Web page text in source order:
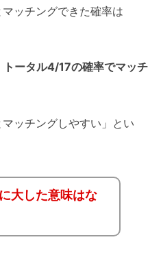
ッチングできた確率は
トータル4/17の確率でマッチ
ッチングしやすい」とい
大した意味はな